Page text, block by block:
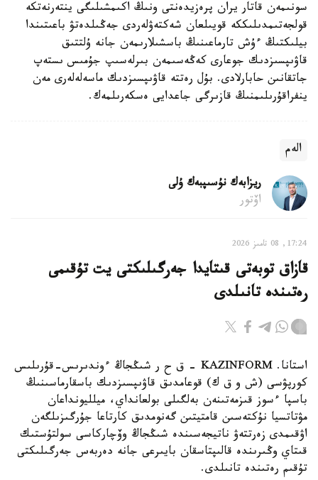
سونىمەن قاتار يران پرەزيدەنتى ونىڭ اكىمشىلىگى ينتەرنەتكە
قولجەتىمدىلىككە قويىلعان شەكتەۋلەردى جەڭىلدەتۋ باعىتىندا
بيلىكتىڭ ءۇش تارماعىنىڭ باسشىلارىمەن جانە ۇلتتىق
قاۋىپسىزدىك جوعارى كەڭەسىمەن بىرلەسىپ جۇمىس ىستەپ
جاتقانىن حابارلادى. بۇل رەتتە قاۋىپسىزدىك ماسەلەلەرى مەن
ينفراقۇرىلىمنىڭ قازىرگى جاعدايى ەسكەرىلمەك.
الەم
ريزابەك نۇسىپبەك ۇلى
اۆتور
17:24, 08 تامىز 2026
قازاق توبەتى قىتايدا جەرگىلىكتى يت تۇقىمى
رەتىندە تانىلدى
استانا. KAZINFORM – ق ح ر شىڭجاڭ ءوندىرىس-قۇرىلىس
كورپۋسى (ش و ق ك) قوعامدىق قاۋىپسىزدىك باسقارماسىنىڭ
باسپا ءسوز قىزمەتىنەن بەلگىلى بولعانداي، ميلليونداعان
مۋتاتسيا نۇكتەسىن قامتيتىن گەنومدىق كارتاعا جۇرگىزىلگەن
اۋقىمدى زەرتتەۋ ناتيجەسىندە شىڭجاڭ وۆچاركاسى سولتۇستىك
قىتاي وڭىرىندە قالىپتاسقان بايىرعى جانە دەربەس جەرگىلىكتى
تۇقىم رەتىندە تانىلدى.